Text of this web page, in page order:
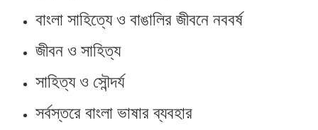
বাংলা সাহিত্যে ও বাঙালির জীবনে নববর্ষ
জীবন ও সাহিত্য
সাহিত্য ও সৌন্দর্য
সর্বস্তরে বাংলা ভাষার ব্যবহার